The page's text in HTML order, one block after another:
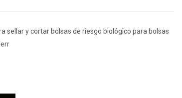
sellar y cortar bolsas de riesgo biológico para bolsas